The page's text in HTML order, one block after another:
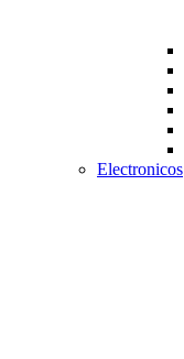
Electronicos